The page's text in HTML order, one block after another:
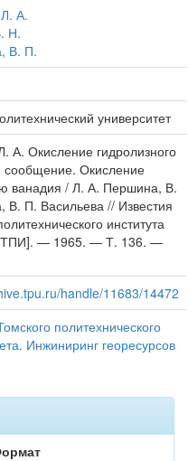
А.
Н.
В. П.
университет
А. Окисление гидролизного
сообщение. Окисление
ванадия / Л. А. Першина, В.
В. П. Васильева // Известия
института
ТПИ]. — 1965. — Т. 136. —
handle/11683/14472
политехнического
Инжиниринг георесурсов